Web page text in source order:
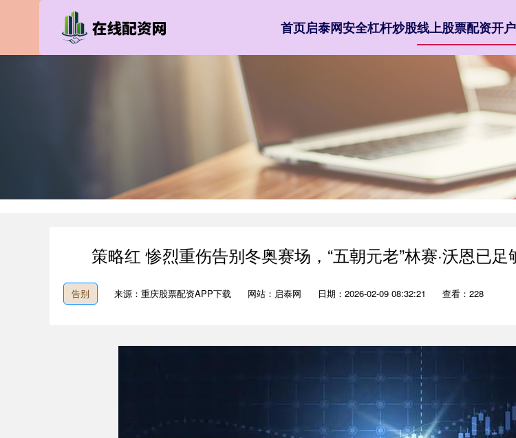
首页启泰网安全杠杆炒股线上股票配资开户
策略红 惨烈重伤告别冬奥赛场，“五朝元老”林赛·沃恩已足
告别 来源：重庆股票配资APP下载 网站：启泰网 日期：2026-02-09 08:32:21 查看：228